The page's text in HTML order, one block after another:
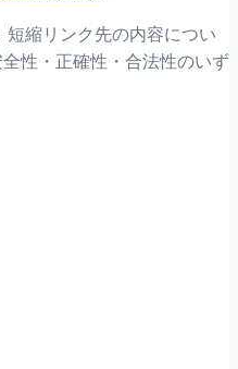
縮リンク先の内容につい
性・正確性・合法性のいず